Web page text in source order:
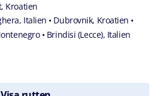
Kroatien
Italien • Dubrovnik, Kroatien •
• Brindisi (Lecce), Italien